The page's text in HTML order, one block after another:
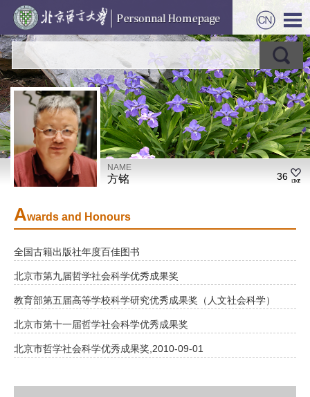
NAME
方铭 36
Awards and Honours
全国古籍出版社年度百佳图书
北京市第九届哲学社会科学优秀成果奖
教育部第五届高等学校科学研究优秀成果奖（人文社会科学）
北京市第十一届哲学社会科学优秀成果奖
北京市哲学社会科学优秀成果奖,2010-09-01